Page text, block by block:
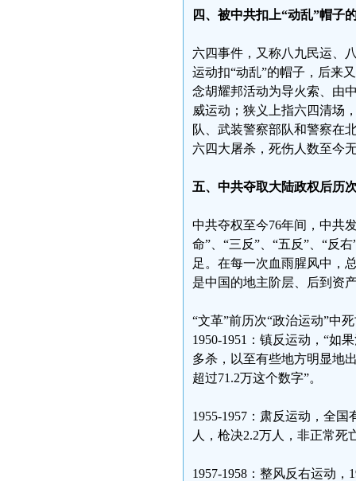
四、被中共扣上“动乱”帽子
六四事件，又称八九民运、
运动扣“动乱”的帽子，后来
念胡耀邦活动为导火索、由
威运动；狭义上指六四清场
队、武装警察部队和警察在
六四大屠杀，死伤人数至今
五、中共夺取大陆政权后历
中共夺权至今76年间，中共
命”、“三反”、“五反”、“反
足。在每一次血雨腥风中，
是中国的地主阶层、后到资
“文革”前历次“政治运动”中
1950-1951：镇反运动，“如
多杀，以至有些地方明显地
超过71.2万这个数字”。
1955-1957：肃反运动，全
人，枪决2.2万人，非正常死
1957-1958：整风反右运动